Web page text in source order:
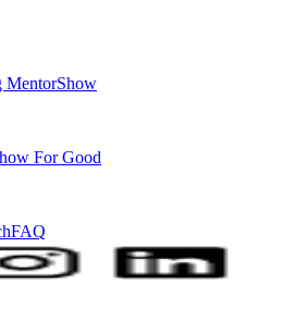
MentorShow
For Good
FAQ